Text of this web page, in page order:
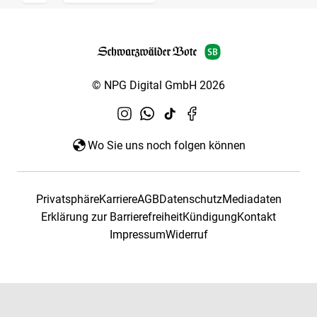
© NPG Digital GmbH 2026
Wo Sie uns noch folgen können
PrivatsphäreKarriereAGBDatenschutzMediadaten
Erklärung zur BarrierefreiheitKündigungKontakt
ImpressumWiderruf